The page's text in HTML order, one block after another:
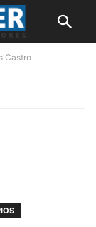
Castro